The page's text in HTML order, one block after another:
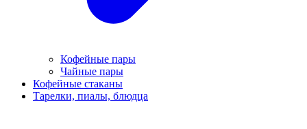
Кофейные пары
Чайные пары
Кофейные стаканы
Тарелки, пиалы, блюдца